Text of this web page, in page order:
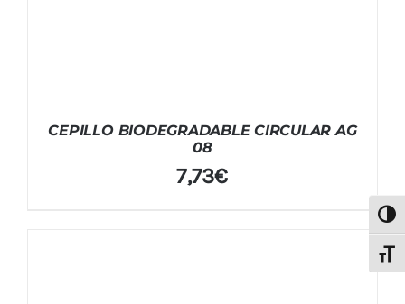
CEPILLO BIODEGRADABLE CIRCULAR AG
08
7,73€